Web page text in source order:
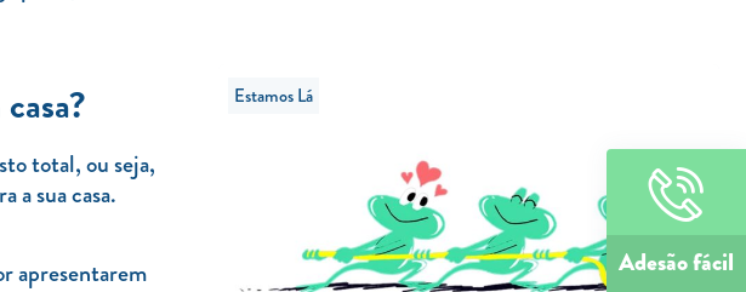
total, ou seja,
a sua casa.
apresentarem
Estamos Lá
Adesão fácil